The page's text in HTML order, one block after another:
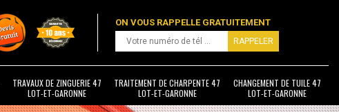
ON VOUS RAPPELLE GRATUITEMENT
TRAVAUX DE ZINGUERIE 47
LOT-ET-GARONNE
TRAITEMENT DE CHARPENTE 47
LOT-ET-GARONNE
CHANGEMENT DE TUILE 47
LOT-ET-GARONNE